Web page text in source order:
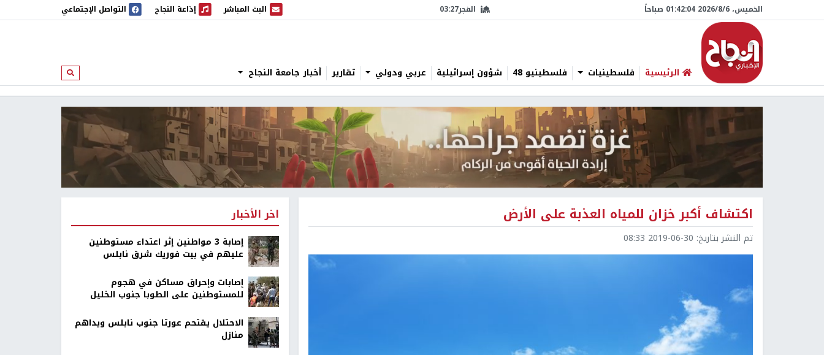
الخميس، 6/‏8/‏2026 01:42:05 صباحاً الفجر03:27 البث المباشر
البث المباشر إذاعة النجاح
إذاعة النجاح التواصل الإجتماعي
الرئيسية فلسطينيات فلسطينيو 48 شؤون إسرائيلية عربي ودولي تقارير أخبار جامعة النجاح ابحث
اكتشاف أكبر خزان للمياه العذبة على الأرض
تم النشر بتاريخ: 2019-06-30 08:33
اخر الأخبار
إصابة 3 مواطنين إثر اعتداء مستوطنين
عليهم في بيت فوريك شرق نابلس
إصابات وإحراق مساكن في هجوم
للمستوطنين على الطوبا جنوب الخليل
الاحتلال يقتحم عورتا جنوب نابلس ويداهم
منازل